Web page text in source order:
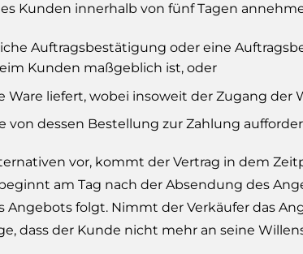
Kunden innerhalb von fünf Tagen
Auftragsbestätigung oder eine
Kunden maßgeblich ist, oder
liefert, wobei insoweit der Zugang der
von dessen Bestellung zur Zahlung
vor, kommt der Vertrag in dem
am Tag nach der Absendung des
Angebots folgt. Nimmt der Verkäufer das
dass der Kunde nicht mehr an seine